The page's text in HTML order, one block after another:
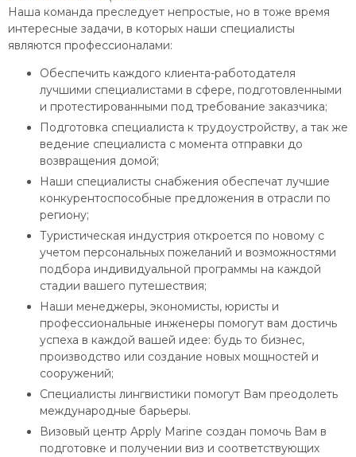
Наша команда преследует непростые, но в тоже время
интересные задачи, в которых наши специалисты
являются профессионалами:
Обеспечить каждого клиента-работодателя
лучшими специалистами в сфере, подготовленными
и протестированными под требование заказчика;
Подготовка специалиста к трудоустройству, а так же
ведение специалиста с момента отправки до
возвращения домой;
Наши специалисты снабжения обеспечат лучшие
конкурентоспособные предложения в отрасли по
региону;
Туристическая индустрия откроется по новому с
учетом персональных пожеланий и возможностями
подбора индивидуальной программы на каждой
стадии вашего путешествия;
Наши менеджеры, экономисты, юристы и
профессиональные инженеры помогут вам достичь
успеха в каждой вашей идее: будь то бизнес,
производство или создание новых мощностей и
сооружений;
Специалисты лингвистики помогут Вам преодолеть
международные барьеры.
Визовый центр Apply Marine создан помочь Вам в
подготовке и получении виз и соответствующих